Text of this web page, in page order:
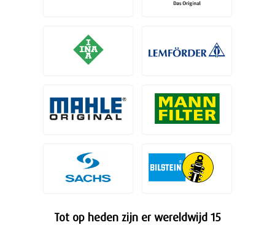
Tot op heden zijn er wereldwijd 15